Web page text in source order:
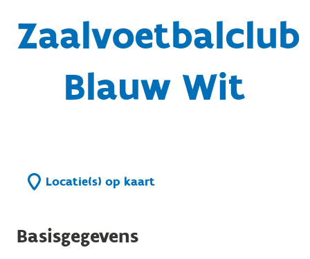
Zaalvoetbalclub
Blauw Wit
Locatie(s) op kaart
Basisgegevens